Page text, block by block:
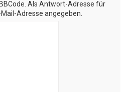
Als Antwort-Adresse für
Adresse angegeben.